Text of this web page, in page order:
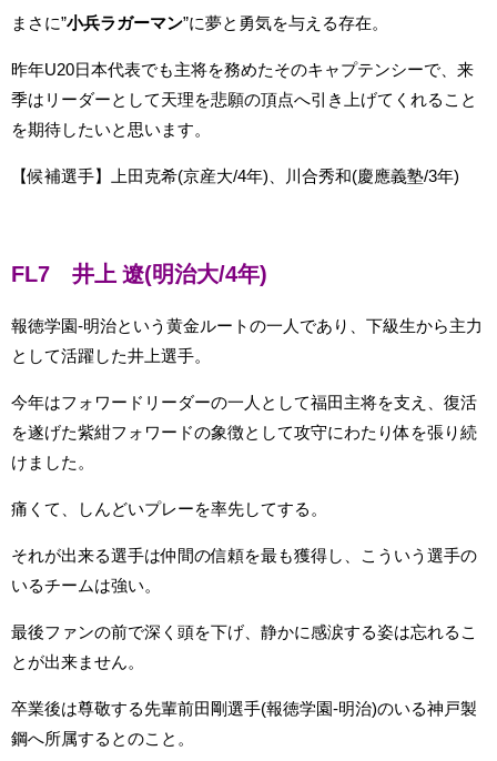
まさに”小兵ラガーマン”に夢と勇気を与える存在。
昨年U20日本代表でも主将を務めたそのキャプテンシーで、来
季はリーダーとして天理を悲願の頂点へ引き上げてくれること
を期待したいと思います。
【候補選手】上田克希(京産大/4年)、川合秀和(慶應義塾/3年)
FL7 井上 遼(明治大/4年)
報徳学園-明治という黄金ルートの一人であり、下級生から主力
として活躍した井上選手。
今年はフォワードリーダーの一人として福田主将を支え、復活
を遂げた紫紺フォワードの象徴として攻守にわたり体を張り続
けました。
痛くて、しんどいプレーを率先してする。
それが出来る選手は仲間の信頼を最も獲得し、こういう選手の
いるチームは強い。
最後ファンの前で深く頭を下げ、静かに感涙する姿は忘れるこ
とが出来ません。
卒業後は尊敬する先輩前田剛選手(報徳学園-明治)のいる神戸製
鋼へ所属するとのこと。